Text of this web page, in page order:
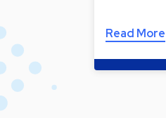
Read More